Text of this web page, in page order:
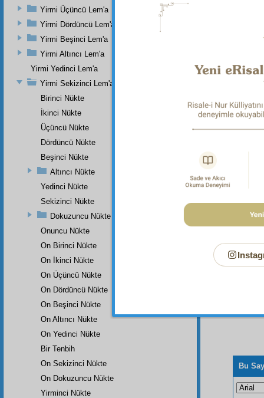
indirip
Bu
Yirmi Üçüncü Lem'a
Yirmi Dördüncü Lem'a
Yirmi Beşinci Lem'a
Yirmi Altıncı Lem'a
Yirmi Yedinci Lem'a
Yirmi Sekizinci Lem'a
Birinci Nükte
İkinci Nükte
Üçüncü Nükte
Dördüncü Nükte
Beşinci Nükte
Altıncı Nükte
Yedinci Nükte
Sekizinci Nükte
Dokuzuncu Nükte
Onuncu Nükte
On Birinci Nükte
On İkinci Nükte
On Üçüncü Nükte
On Dördüncü Nükte
On Beşinci Nükte
On Altıncı Nükte
On Yedinci Nükte
Bir Tenbih
On Sekizinci Nükte
On Dokuzuncu Nükte
Yirminci Nükte